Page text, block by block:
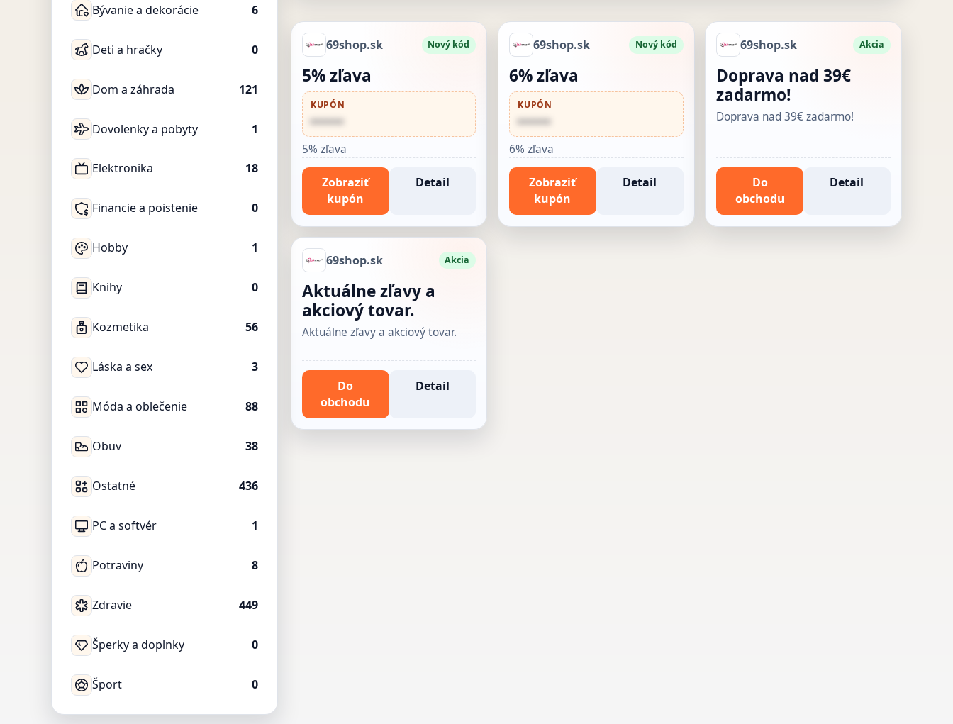
Bývanie a dekorácie 6
Deti a hračky 0
Dom a záhrada 121
Dovolenky a pobyty 1
Elektronika 18
Financie a poistenie 0
Hobby 1
Knihy 0
Kozmetika 56
Láska a sex 3
Móda a oblečenie 88
Obuv 38
Ostatné 436
PC a softvér 1
Potraviny 8
Zdravie 449
Šperky a doplnky 0
Šport 0
69shop.sk Nový kód
5% zľava
KUPÓN
••••••
5% zľava
Zobraziť
kupón
Detail
69shop.sk Nový kód
6% zľava
KUPÓN
••••••
6% zľava
Zobraziť
kupón
Detail
69shop.sk Akcia
Doprava nad 39€
zadarmo!
Doprava nad 39€ zadarmo!
Do
obchodu
Detail
69shop.sk Akcia
Aktuálne zľavy a
akciový tovar.
Aktuálne zľavy a akciový tovar.
Do
obchodu
Detail